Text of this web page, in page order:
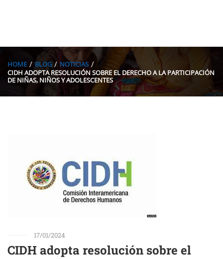
HOME BLOG
NOTICIAS
CIDH ADOPTA RESOLUCIÓN SOBRE EL DERECHO A LA PARTICIPACIÓN
DE NIÑAS, NIÑOS Y ADOLESCENTES
17/01/2024
CIDH adopta resolución sobre el